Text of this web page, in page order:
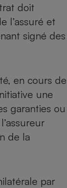
doit
l’assuré et
signé des
en cours de
une
garanties ou
de la
par